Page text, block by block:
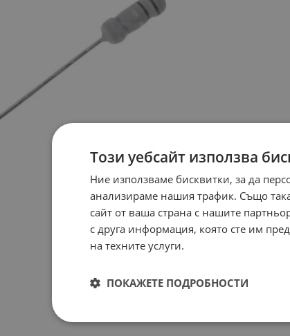
Този уебсайт използва
Ние използваме бисквитки, за да
анализираме нашия трафик. Също
сайт от ваша страна с нашите
с друга информация, която сте им
на техните услуги.
ПОКАЖЕТЕ ПОДРОБНОСТИ